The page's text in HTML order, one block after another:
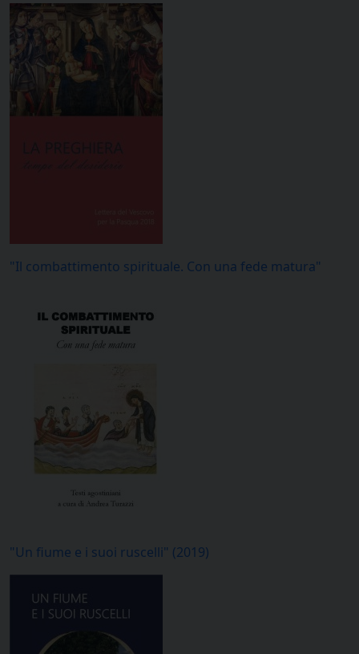
"Il combattimento spirituale. Con una fede matura"
"Un fiume e i suoi ruscelli" (2019)